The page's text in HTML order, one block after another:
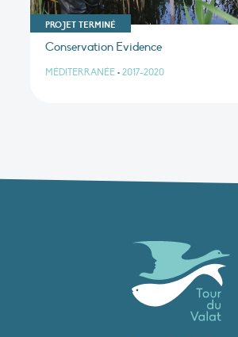
PROJET TERMINÉ
Conservation Evidence
MÉDITERRANÉE • 2017-2020